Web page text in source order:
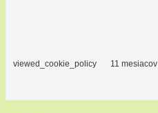
viewed_cookie_policy 11 mesiacov